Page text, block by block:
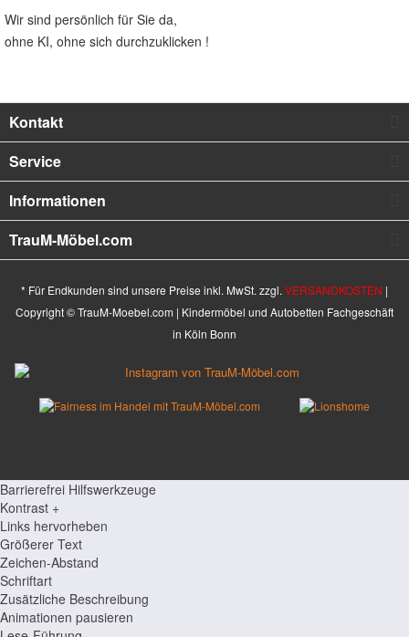
Wir sind persönlich für Sie da,
ohne KI, ohne sich durchzuklicken !
Kontakt
Service
Informationen
TrauM-Möbel.com
* Für Endkunden sind unsere Preise inkl. MwSt. zzgl. VERSANDKOSTEN |
Copyright © TrauM-Moebel.com | Kindermöbel und Autobetten Fachgeschäft
in Köln Bonn
Barrierefrei Hilfswerkzeuge
Kontrast +
Links hervorheben
Größerer Text
Zeichen-Abstand
Schriftart
Zusätzliche Beschreibung
Animationen pausieren